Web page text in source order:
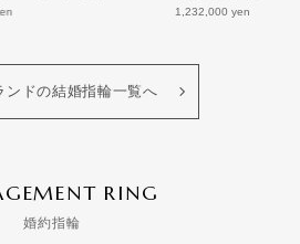
742,500 yen
ンドの結婚指輪一覧へ
RING
婚約指輪